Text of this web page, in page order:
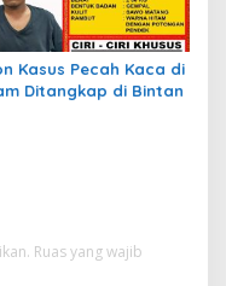
Kasus Pecah Kaca di
Ditangkap di Bintan
Ruas yang wajib